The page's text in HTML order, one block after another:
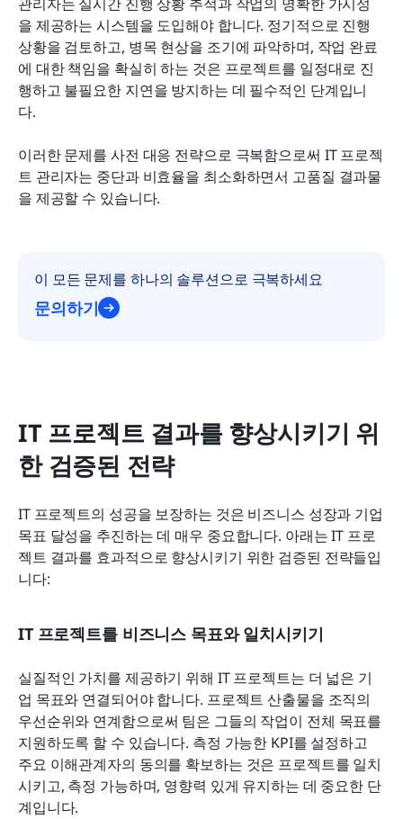
을 제공하는 시스템을 도입해야 합니다. 정기적으로 진행
상황을 검토하고, 병목 현상을 조기에 파악하며, 작업 완료
에 대한 책임을 확실히 하는 것은 프로젝트를 일정대로 진
행하고 불필요한 지연을 방지하는 데 필수적인 단계입니
다.
이러한 문제를 사전 대응 전략으로 극복함으로써 IT 프로젝
트 관리자는 중단과 비효율을 최소화하면서 고품질 결과물
을 제공할 수 있습니다.
이 모든 문제를 하나의 솔루션으로 극복하세요
문의하기
IT 프로젝트 결과를 향상시키기 위
한 검증된 전략
IT 프로젝트의 성공을 보장하는 것은 비즈니스 성장과 기업
목표 달성을 추진하는 데 매우 중요합니다. 아래는 IT 프로
젝트 결과를 효과적으로 향상시키기 위한 검증된 전략들입
니다:
IT 프로젝트를 비즈니스 목표와 일치시키기
실질적인 가치를 제공하기 위해 IT 프로젝트는 더 넓은 기
업 목표와 연결되어야 합니다. 프로젝트 산출물을 조직의
우선순위와 연계함으로써 팀은 그들의 작업이 전체 목표를
지원하도록 할 수 있습니다. 측정 가능한 KPI를 설정하고
주요 이해관계자의 동의를 확보하는 것은 프로젝트를 일치
시키고, 측정 가능하며, 영향력 있게 유지하는 데 중요한 단
계입니다.